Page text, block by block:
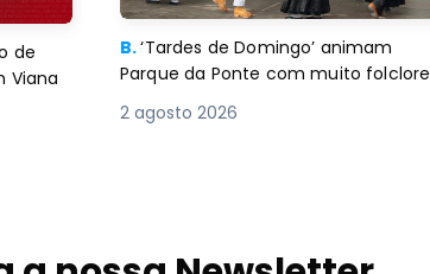
de
Viana
B.‘Tardes de Domingo’ animam
Parque da Ponte com muito folclore
2 agosto 2026